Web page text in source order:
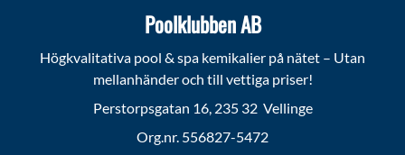
Poolklubben AB
Högkvalitativa pool & spa kemikalier på nätet – Utan
mellanhänder och till vettiga priser!
Perstorpsgatan 16, 235 32 Vellinge
Org.nr. 556827-5472